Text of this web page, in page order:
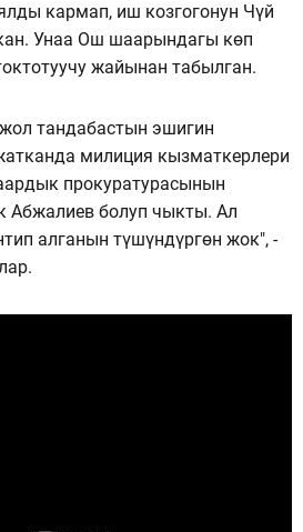
кармап, иш козгогонун Чүй
Унаа Ош шаарындагы көп
жайынан табылган.
тандабастын эшигин
милиция кызматкерлери
прокуратурасынын
Абжалиев болуп чыкты. Ал
алганын түшүндүргөн жок", -